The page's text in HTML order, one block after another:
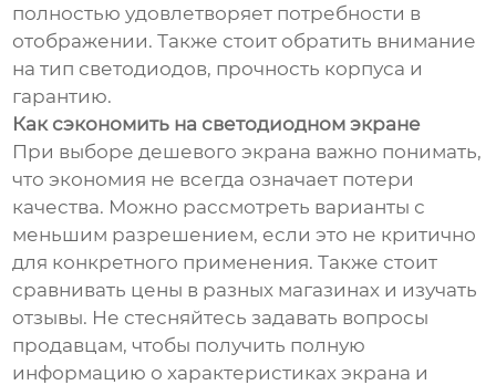
полностью удовлетворяет потребности в
отображении. Также стоит обратить внимание
на тип светодиодов, прочность корпуса и
гарантию.
Как сэкономить на светодиодном экране
При выборе дешевого экрана важно понимать,
что экономия не всегда означает потери
качества. Можно рассмотреть варианты с
меньшим разрешением, если это не критично
для конкретного применения. Также стоит
сравнивать цены в разных магазинах и изучать
отзывы. Не стесняйтесь задавать вопросы
продавцам, чтобы получить полную
информацию о характеристиках экрана и